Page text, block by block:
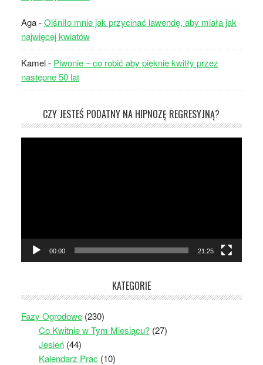
Aga-Olśniło mnie jak przycinać lawendę, aby miała jak
najwięcej kwiatów
Kamel- Piwonie – co robić aby pięknie kwitły przez
następne 50 lat
CZY JESTEŚ PODATNY NA HIPNOZĘ REGRESYJNĄ?
00:00 21:25
KATEGORIE
Fazy Ogrodowe(230)
Co Kwitnie w Tym Miesiącu?(27)
Jesień(44)
Kalendarz Prac (10)